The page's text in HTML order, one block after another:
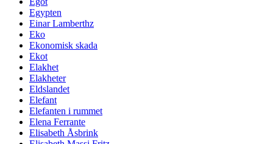
Egypten
Einar Lamberthz
Eko
Ekonomisk skada
Ekot
Elakhet
Elakheter
Eldslandet
Elefant
Elefanten i rummet
Elena Ferrante
Elisabeth Åsbrink